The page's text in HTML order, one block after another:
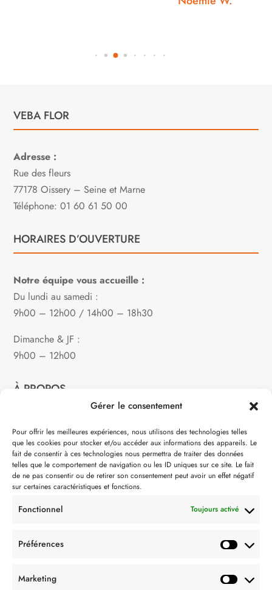
Gérer le consentement
Pour offrir les meilleures expériences, nous utilisons des technologies telles
que les cookies pour stocker et/ou accéder aux informations des appareils. Le
fait de consentir à ces technologies nous permettra de traiter des données
telles que le comportement de navigation ou les ID uniques sur ce site. Le fait
de ne pas consentir ou de retirer son consentement peut avoir un effet négatif
sur certaines caractéristiques et fonctions.
Fonctionnel Toujours activé
Préférences
Marketing
VEBA FLOR
Adresse :
Rue des fleurs
77178 Oissery – Seine et Marne
Téléphone: 01 60 61 50 00
HORAIRES D’OUVERTURE
Notre équipe vous accueille :
Du lundi au samedi :
9h00 – 12h00 / 14h00 – 18h30
Dimanche & JF :
9h00 – 12h00
À PROPOS
Notre philosophie
Contact
Partenaire de: